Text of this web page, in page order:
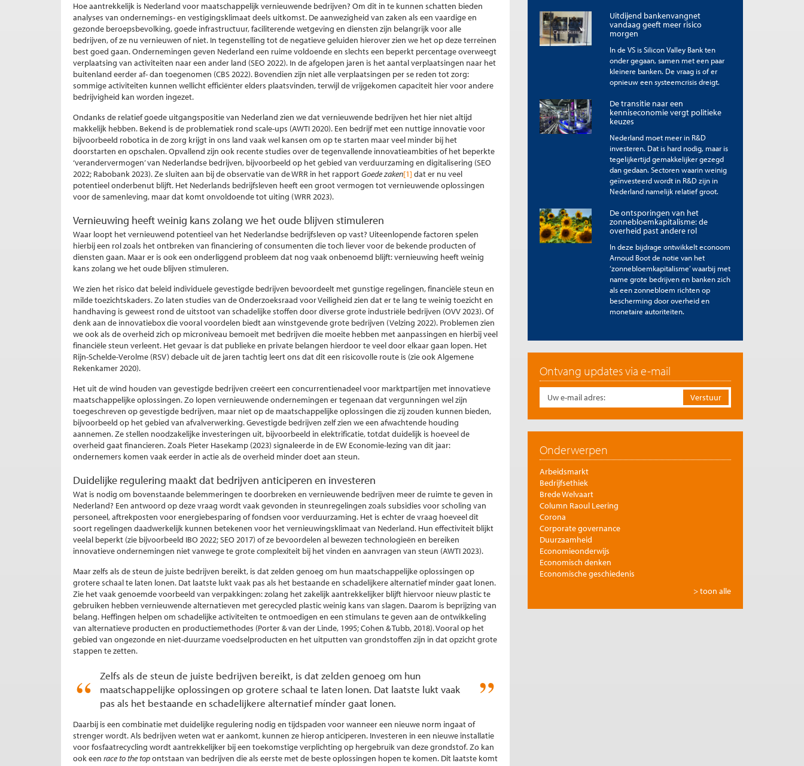
Hoe aantrekkelijk is Nederland voor maatschappelijk vernieuwende bedrijven? Om dit in te kunnen schatten bieden
analyses van ondernemings- en vestigingsklimaat deels uitkomst. De aanwezigheid van zaken als een vaardige en
gezonde beroepsbevolking, goede infrastructuur, faciliterende wetgeving en diensten zijn belangrijk voor alle
bedrijven, of ze nu vernieuwen of niet. In tegenstelling tot de negatieve geluiden hierover zien we het op deze terreinen
best goed gaan. Ondernemingen geven Nederland een ruime voldoende en slechts een beperkt percentage overweegt
verplaatsing van activiteiten naar een ander land (SEO 2022). In de afgelopen jaren is het aantal verplaatsingen naar het
buitenland eerder af- dan toegenomen (CBS 2022). Bovendien zijn niet alle verplaatsingen per se reden tot zorg:
sommige activiteiten kunnen wellicht efficiënter elders plaatsvinden, terwijl de vrijgekomen capaciteit hier voor andere
bedrijvigheid kan worden ingezet.
Ondanks de relatief goede uitgangspositie van Nederland zien we dat vernieuwende bedrijven het hier niet altijd
makkelijk hebben. Bekend is de problematiek rond scale-ups (AWTI 2020). Een bedrijf met een nuttige innovatie voor
bijvoorbeeld robotica in de zorg krijgt in ons land vaak wel kansen om op te starten maar veel minder bij het
doorstarten en opschalen. Opvallend zijn ook recente studies over de tegenvallende innovatieambities of het beperkte
‘verandervermogen’ van Nederlandse bedrijven, bijvoorbeeld op het gebied van verduurzaming en digitalisering (SEO
2022; Rabobank 2023). Ze sluiten aan bij de observatie van de WRR in het rapportGoede zaken[1] dat er nu veel
potentieel onderbenut blijft. Het Nederlands bedrijfsleven heeft een groot vermogen tot vernieuwende oplossingen
voor de samenleving, maar dat komt onvoldoende tot uiting (WRR 2023).
Vernieuwing heeft weinig kans zolang we het oude blijven stimuleren
Waar loopt het vernieuwend potentieel van het Nederlandse bedrijfsleven op vast? Uiteenlopende factoren spelen
hierbij een rol zoals het ontbreken van financiering of consumenten die toch liever voor de bekende producten of
diensten gaan. Maar er is ook een onderliggend probleem dat nog vaak onbenoemd blijft: vernieuwing heeft weinig
kans zolang we het oude blijven stimuleren.
We zien het risico dat beleid individuele gevestigde bedrijven bevoordeelt met gunstige regelingen, financiële steun en
milde toezichtskaders. Zo laten studies van de Onderzoeksraad voor Veiligheid zien dat er te lang te weinig toezicht en
handhaving is geweest rond de uitstoot van schadelijke stoffen door diverse grote industriële bedrijven (OVV 2023). Of
denk aan de innovatiebox die vooral voordelen biedt aan winstgevende grote bedrijven (Velzing 2022). Problemen zien
we ook als de overheid zich op microniveau bemoeit met bedrijven die moeite hebben met aanpassingen en hierbij veel
financiële steun verleent. Het gevaar is dat publieke en private belangen hierdoor te veel door elkaar gaan lopen. Het
Rijn-Schelde-Verolme (RSV) debacle uit de jaren tachtig leert ons dat dit een risicovolle route is (zie ook Algemene
Rekenkamer 2020).
Het uit de wind houden van gevestigde bedrijven creëert een concurrentienadeel voor marktpartijen met innovatieve
maatschappelijke oplossingen. Zo lopen vernieuwende ondernemingen er tegenaan dat vergunningen wel zijn
toegeschreven op gevestigde bedrijven, maar niet op de maatschappelijke oplossingen die zij zouden kunnen bieden,
bijvoorbeeld op het gebied van afvalverwerking. Gevestigde bedrijven zelf zien we een afwachtende houding
aannemen. Ze stellen noodzakelijke investeringen uit, bijvoorbeeld in elektrificatie, totdat duidelijk is hoeveel de
overheid gaat financieren. Zoals Pieter Hasekamp (2023) signaleerde in de EW Economie-lezing van dit jaar:
ondernemers komen vaak eerder in actie als de overheid minder doet aan steun.
Duidelijke regulering maakt dat bedrijven anticiperen en investeren
Wat is nodig om bovenstaande belemmeringen te doorbreken en vernieuwende bedrijven meer de ruimte te geven in
Nederland? Een antwoord op deze vraag wordt vaak gevonden in steunregelingen zoals subsidies voor scholing van
personeel, aftrekposten voor energiebesparing of fondsen voor verduurzaming. Het is echter de vraag hoeveel dit
soort regelingen daadwerkelijk kunnen betekenen voor het vernieuwingsklimaat van Nederland. Hun effectiviteit blijkt
veelal beperkt (zie bijvoorbeeld IBO 2022; SEO 2017) of ze bevoordelen al bewezen technologieën en bereiken
innovatieve ondernemingen niet vanwege te grote complexiteit bij het vinden en aanvragen van steun (AWTI 2023).
Maar zelfs als de steun de juiste bedrijven bereikt, is dat zelden genoeg om hun maatschappelijke oplossingen op
grotere schaal te laten lonen. Dat laatste lukt vaak pas als het bestaande en schadelijkere alternatief mínder gaat lonen.
Zie het vaak genoemde voorbeeld van verpakkingen: zolang het zakelijk aantrekkelijker blijft hiervoor nieuw plastic te
gebruiken hebben vernieuwende alternatieven met gerecycled plastic weinig kans van slagen. Daarom is beprijzing van
belang. Heffingen helpen om schadelijke activiteiten te ontmoedigen en een stimulans te geven aan de ontwikkeling
van alternatieve producten en productiemethodes (Porter & van der Linde, 1995; Cohen & Tubb, 2018). Vooral op het
gebied van ongezonde en niet-duurzame voedselproducten en het uitputten van grondstoffen zijn in dat opzicht grote
stappen te zetten.
Zelfs als de steun de juiste bedrijven bereikt, is dat zelden genoeg om hun
maatschappelijke oplossingen op grotere schaal te laten lonen. Dat laatste lukt vaak
pas als het bestaande en schadelijkere alternatief mínder gaat lonen.
Daarbij is een combinatie met duidelijke regulering nodig en tijdspaden voor wanneer een nieuwe norm ingaat of
strenger wordt. Als bedrijven weten wat er aankomt, kunnen ze hierop anticiperen. Investeren in een nieuwe installatie
voor fosfaatrecycling wordt aantrekkelijker bij een toekomstige verplichting op hergebruik van deze grondstof. Zo kan
ook een race to the topontstaan van bedrijven die als eerste met de beste oplossingen hopen te komen. Dit laatste komt
Uitdijend bankenvangnet
vandaag geeft meer risico
morgen
In de VS is Silicon Valley Bank ten
onder gegaan, samen met een paar
kleinere banken. De vraag is of er
opnieuw een systeemcrisis dreigt.
De transitie naar een
kenniseconomie vergt politieke
keuzes
Nederland moet meer in R&D
investeren. Dat is hard nodig, maar is
tegelijkertijd gemakkelijker gezegd
dan gedaan. Sectoren waarin weinig
geïnvesteerd wordt in R&D zijn in
Nederland namelijk relatief groot.
De ontsporingen van het
zonnebloemkapitalisme: de
overheid past andere rol
In deze bijdrage ontwikkelt econoom
Arnoud Boot de notie van het
‘zonnebloemkapitalisme’ waarbij met
name grote bedrijven en banken zich
als een zonnebloem richten op
bescherming door overheid en
monetaire autoriteiten.
Ontvang updates via e-mail
Onderwerpen
Arbeidsmarkt
Bedrijfsethiek
Brede Welvaart
Column Raoul Leering
Corona
Corporate governance
Duurzaamheid
Economieonderwijs
Economisch denken
Economische geschiedenis
Filosofie en economie
> toon alle